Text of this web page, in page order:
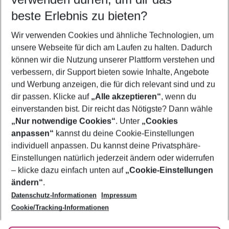
5-8 Nächte
2 Erwachsene Keine Kinder
Mehr Filter anzeigen
Footer
Footer navigation
Über uns
AGB
Bestpreisgarantie
Cookie-Einstellungen ändern
Cookie-Richtlinie
Agenturbetreuung
Barrierefreies Reisen
Folge uns
beste Erlebnis zu bieten?
Wir verwenden Cookies und ähnliche Technologien, um
unsere Webseite für dich am Laufen zu halten. Dadurch
können wir die Nutzung unserer Plattform verstehen und
verbessern, dir Support bieten sowie Inhalte, Angebote
und Werbung anzeigen, die für dich relevant sind und zu
dir passen. Klicke auf „Alle akzeptieren“, wenn du
einverstanden bist. Dir reicht das Nötigste? Dann wähle
„Nur notwendige Cookies“. Unter „Cookies
anpassen“ kannst du deine Cookie-Einstellungen
individuell anpassen. Du kannst deine Privatsphäre-
Einstellungen natürlich jederzeit ändern oder widerrufen
– klicke dazu einfach unten auf „Cookie-Einstellungen
ändern“.
Datenschutz-Informationen
Impressum
Cookie/Tracking-Informationen